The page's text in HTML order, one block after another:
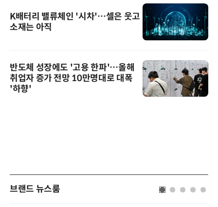
K배터리 밸류체인 '시차'…셀은 웃고
소재는 아직
반도체 성장에도 '고용 한파'…올해
취업자 증가 전망 10만명대로 대폭
'하향'
브랜드 뉴스룸